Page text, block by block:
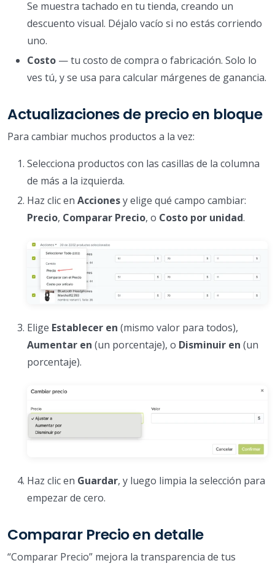
Se muestra tachado en tu tienda, creando un
descuento visual. Déjalo vacío si no estás corriendo
uno.
Costo — tu costo de compra o fabricación. Solo lo
ves tú, y se usa para calcular márgenes de ganancia.
Actualizaciones de precio en bloque
Para cambiar muchos productos a la vez:
Selecciona productos con las casillas de la columna
de más a la izquierda.
Haz clic en Accionesy elige qué campo cambiar:
Precio, Comparar Precio, o Costo por unidad.
Elige Establecer en (mismo valor para todos),
Aumentar en (un porcentaje), o Disminuir en (un
porcentaje).
Haz clic en Guardar, y luego limpia la selección para
empezar de cero.
Comparar Precio en detalle
“Comparar Precio” mejora la transparencia de tus